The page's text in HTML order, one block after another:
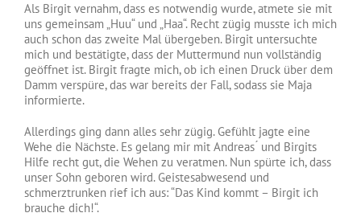
Als Birgit vernahm, dass es notwendig wurde, atmete sie mit
uns gemeinsam „Huu“ und „Haa“. Recht zügig musste ich mich
auch schon das zweite Mal übergeben. Birgit untersuchte
mich und bestätigte, dass der Muttermund nun vollständig
geöffnet ist. Birgit fragte mich, ob ich einen Druck über dem
Damm verspüre, das war bereits der Fall, sodass sie Maja
informierte.
Allerdings ging dann alles sehr zügig. Gefühlt jagte eine
Wehe die Nächste. Es gelang mir mit Andreas ́ und Birgits
Hilfe recht gut, die Wehen zu veratmen. Nun spürte ich, dass
unser Sohn geboren wird. Geistesabwesend und
schmerztrunken rief ich aus: “Das Kind kommt – Birgit ich
brauche dich!“.